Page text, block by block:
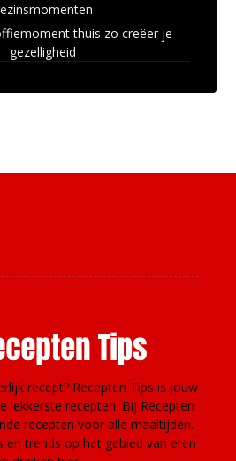
thuis zo creëer je
gezelligheid
recept? Recepten Tips is jouw
lekkerste recepten. Bij Recepten
recepten voor alle maaltijden.
en trends op het gebied van eten